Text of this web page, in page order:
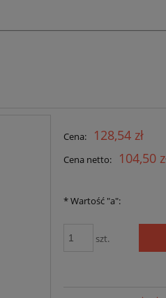
Cena: 128,54 zł
Cena netto: 104,50
*Wartość "a":
szt.